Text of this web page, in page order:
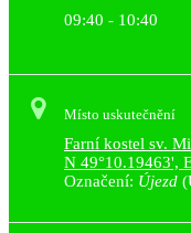
09:40 - 10:40
Místo uskutečnění
Farní kostel sv.
N 49°10.19463',
Označení: Újezd